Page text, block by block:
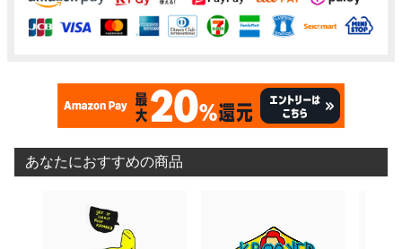
あなたにおすすめの商品